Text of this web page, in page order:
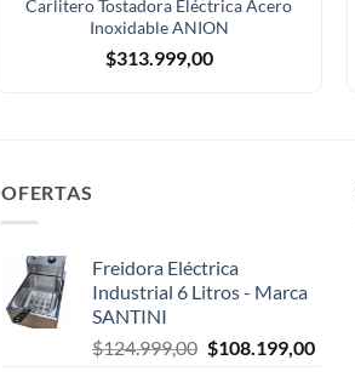
Carlitero Tostadora Eléctrica Acero
Inoxidable ANION
$313.999,00
OFERTAS
Freidora Eléctrica
Industrial 6 Litros - Marca
SANTINI
$124.999,00 El
$108.199,00El